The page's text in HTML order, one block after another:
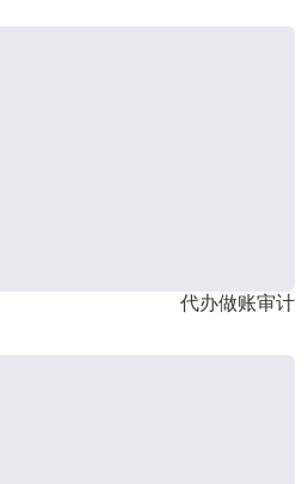
代办做账审计